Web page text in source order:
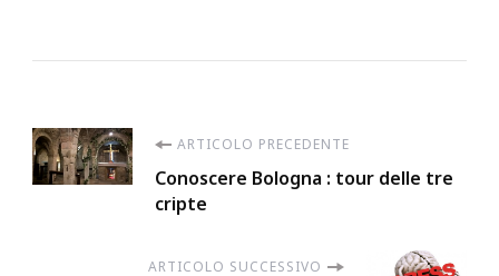
Navigazione
articoli
ARTICOLO PRECEDENTE
Conoscere Bologna : tour delle tre
cripte
ARTICOLO SUCCESSIVO